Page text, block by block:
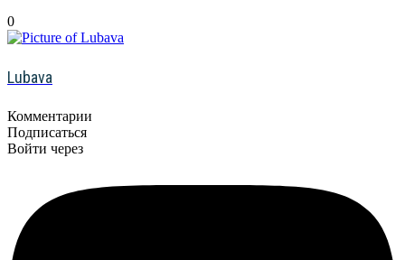
0
Lubava
Комментарии
Подписаться
Войти через